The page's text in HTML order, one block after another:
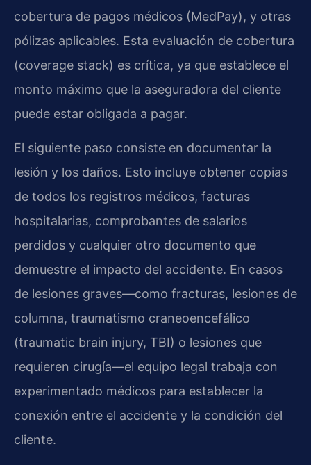
cobertura de pagos médicos (MedPay), y otras
pólizas aplicables. Esta evaluación de cobertura
(coverage stack) es crítica, ya que establece el
monto máximo que la aseguradora del cliente
puede estar obligada a pagar.
El siguiente paso consiste en documentar la
lesión y los daños. Esto incluye obtener copias
de todos los registros médicos, facturas
hospitalarias, comprobantes de salarios
perdidos y cualquier otro documento que
demuestre el impacto del accidente. En casos
de lesiones graves—como fracturas, lesiones de
columna, traumatismo craneoencefálico
(traumatic brain injury, TBI) o lesiones que
requieren cirugía—el equipo legal trabaja con
experimentado médicos para establecer la
conexión entre el accidente y la condición del
cliente.